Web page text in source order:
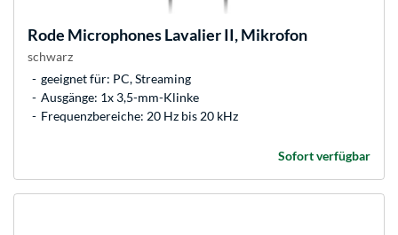
Rode MicrophonesLavalier II, Mikrofon
schwarz
geeignet für: PC, Streaming
Ausgänge: 1x 3,5-mm-Klinke
Frequenzbereiche: 20 Hz bis 20 kHz
Sofort verfügbar